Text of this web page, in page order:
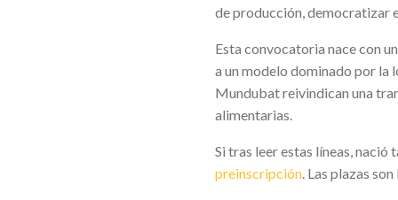
de producción, democratizar
Esta convocatoria nace con
a un modelo dominado por la
Mundubat reivindican una
alimentarias.
Si tras leer estas líneas,
preinscripción. Las plazas